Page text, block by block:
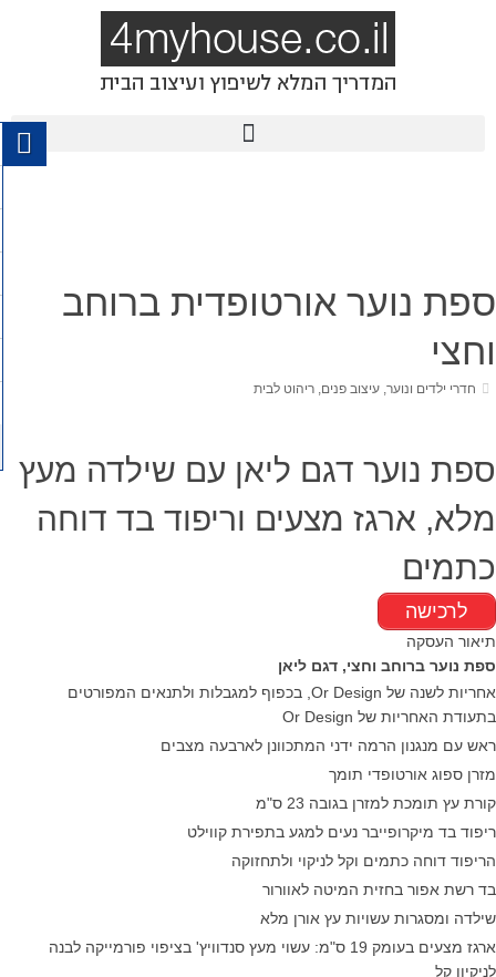
ספת נוער אורטופדית ברוחב
וחצי
חדרי ילדים ונוער, עיצוב פנים, ריהוט לבית
ספת נוער דגם ליאן עם שילדה מעץ
מלא, ארגז מצעים וריפוד בד דוחה
כתמים
לרכישה
תיאור העסקה
ספת נוער ברוחב וחצי, דגם ליאן
אחריות לשנה של Or Design, בכפוף למגבלות ולתנאים המפורטים
בתעודת האחריות של Or Design
ראש עם מנגנון הרמה ידני המתכוונן לארבעה מצבים
מזרן ספוג אורטופדי תומך
קורת עץ תומכת למזרן בגובה 23 ס"מ
ריפוד בד מיקרופייבר נעים למגע בתפירת קווילט
הריפוד דוחה כתמים וקל לניקוי ולתחזוקה
בד רשת אפור בחזית המיטה לאוורור
שילדה ומסגרות עשויות עץ אורן מלא
ארגז מצעים בעומק 19 ס"מ: עשוי מעץ סנדוויץ' בציפוי פורמייקה לבנה
לניקיון קל